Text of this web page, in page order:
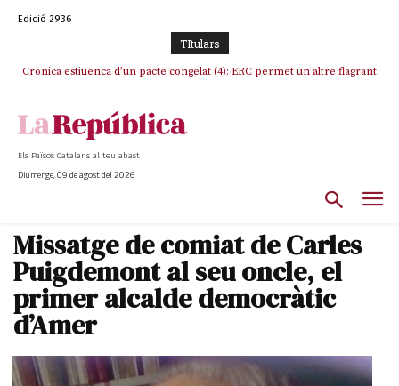
Edició 2936
TItulars
Crònica estiuenca d’un pacte congelat (4): ERC permet un altre flagrant
Rufián boicoteja l’estratègia d’acostament a Junts d’Oriol Junqueras
Els Països Catalans al teu abast
Diumenge, 09 de agost del 2026
Missatge de comiat de Carles
Puigdemont al seu oncle, el
primer alcalde democràtic
d’Amer